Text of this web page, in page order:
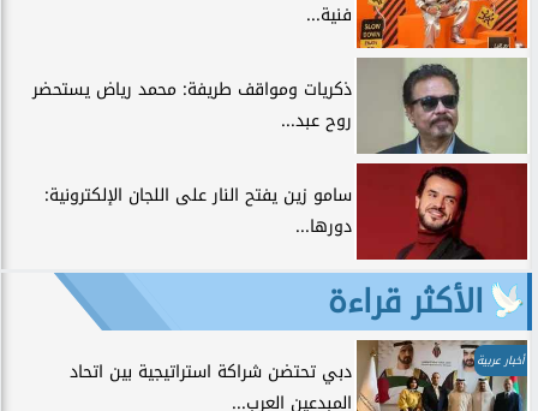
فنية...
ذكريات ومواقف طريفة: محمد رياض يستحضر
روح عبد...
سامو زين يفتح النار على اللجان الإلكترونية:
دورها...
الأكثر قراءة
أخبار عربية
دبي تحتضن شراكة استراتيجية بين اتحاد
المبدعين العرب...